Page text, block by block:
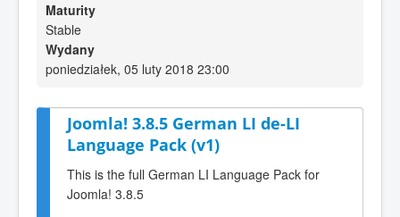
Maturity
Stable
Wydany
poniedziałek, 05 luty 2018 23:00
Joomla! 3.8.5 German LI de-LI
Language Pack (v1)
This is the full German LI Language Pack for
Joomla! 3.8.5